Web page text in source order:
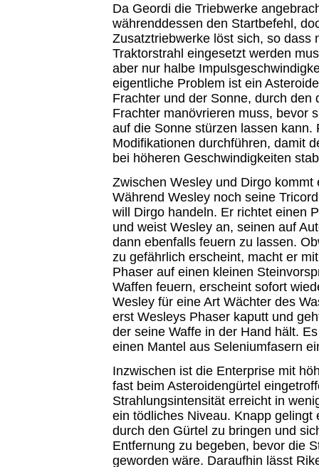
Da Geordi die Triebwerke
währenddessen den Startbefehl,
Zusatztriebwerke löst sich, so dass
Traktorstrahl eingesetzt werden
aber nur halbe
eigentliche Problem ist ein
Frachter und der Sonne, durch den
Frachter manövrieren muss, bevor
auf die Sonne stürzen lassen kann.
Modifikationen durchführen, damit
bei höheren Geschwindigkeiten
Zwischen Wesley und Dirgo kommt
Während Wesley noch seine
will Dirgo handeln. Er richtet einen
und weist Wesley an, seinen auf
dann ebenfalls feuern zu lassen.
zu gefährlich erscheint, macht er
Phaser auf einen kleinen
Waffen feuern, erscheint sofort
Wesley für eine Art Wächter des
erst Wesleys Phaser kaputt und
der seine Waffe in der Hand hält.
einen Mantel aus Seleniumfasern
Inzwischen ist die Enterprise mit
fast beim Asteroidengürtel
Strahlungsintensität erreicht in
ein tödliches Niveau. Knapp gelingt
durch den Gürtel zu bringen und
Entfernung zu begeben, bevor die
geworden wäre. Daraufhin lässt